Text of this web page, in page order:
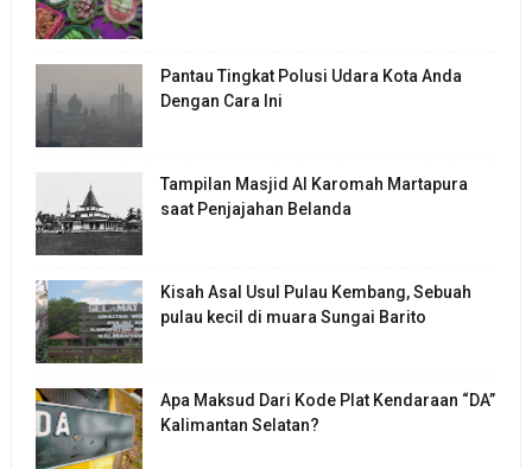
Pantau Tingkat Polusi Udara Kota Anda
Dengan Cara Ini
Tampilan Masjid Al Karomah Martapura
saat Penjajahan Belanda
Kisah Asal Usul Pulau Kembang, Sebuah
pulau kecil di muara Sungai Barito
Apa Maksud Dari Kode Plat Kendaraan “DA”
Kalimantan Selatan?